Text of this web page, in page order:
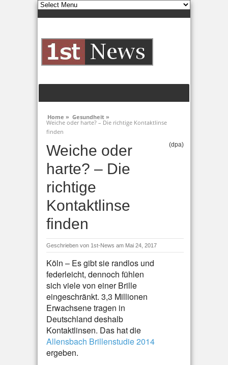
Home » Gesundheit »
Weiche oder harte? – Die richtige Kontaktlinse
finden
Weiche oder
harte? – Die
richtige
Kontaktlinse
finden
(dpa)
Geschrieben von 1st-News am Mai 24, 2017
Köln – Es gibt sie randlos und
federleicht, dennoch fühlen
sich viele von einer Brille
eingeschränkt. 3,3 Millionen
Erwachsene tragen in
Deutschland deshalb
Kontaktlinsen. Das hat die
Allensbach Brillenstudie 2014
ergeben.